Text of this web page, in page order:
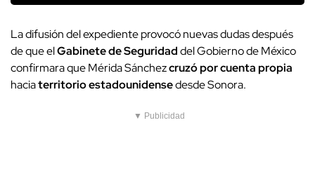
La difusión del expediente provocó nuevas dudas después
de que elGabinete de Seguridaddel Gobierno de México
confirmara que Mérida Sánchezcruzó por cuenta propia
haciaterritorio estadounidensedesde Sonora.
▼ Publicidad